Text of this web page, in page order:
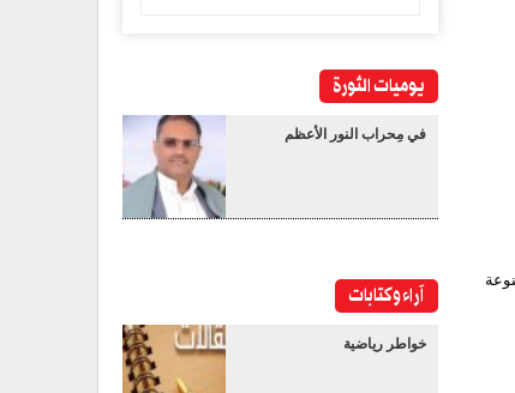
يوميات الثورة
في مِحراب النور الأعظم
آراء وكتابات
خواطر رياضية